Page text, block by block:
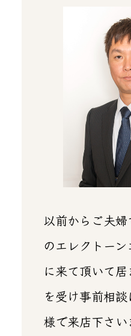
以前からご夫
のエレクトー
に来て頂いて
を受け事前相
様で来店下さ